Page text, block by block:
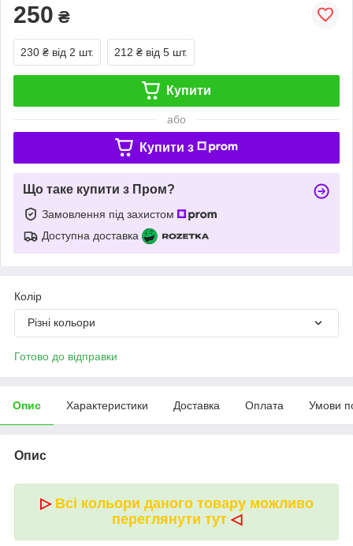
250 ₴
230 ₴ від 2 шт. 212 ₴ від 5 шт.
Купити
або
Купити з
Що таке купити з Пром?
Замовлення під захистом
Доступна доставка
Колір
Різні кольори
Готово до відправки
Опис Характеристики Доставка Оплата Умови
Опис
▷ Всі кольори даного товару можливо
переглянути тут◁